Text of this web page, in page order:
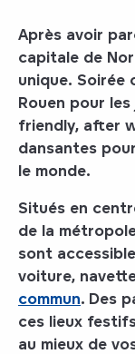
Après avoir
capitale de
unique. Soirée
Rouen pour les
friendly, after
dansantes
le monde.
Situés en
de la
sont
voiture,
commun. Des
ces lieux
au mieux de